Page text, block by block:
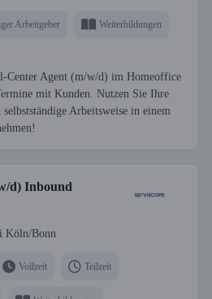
Arbeitgeber Weiterbildungen
Center Agent (m/w/d) im Homeoffice
mit Kunden. Nutzen Sie Ihre
Arbeitsweise in einem
d) Inbound
Köln/Bonn
Vollzeit Teilzeit